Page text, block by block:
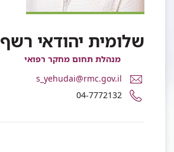
שלומית יהודאי רשף
מנהלת תחום מחקר רפואי
דואר
אלקטרוני
ד"ר
יהודאי
s_yehudai@rmc.gov.il
מספר
טלפון
04-7772132